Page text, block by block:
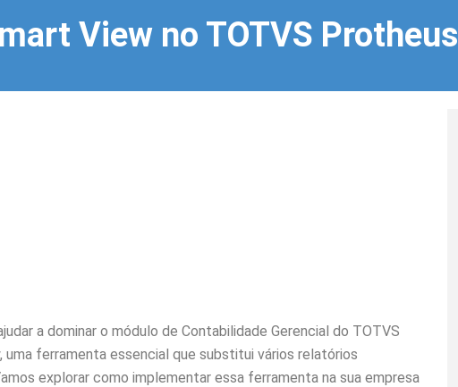
View no TOTVS Protheus
a dominar o módulo de Contabilidade Gerencial do TOTVS
ferramenta essencial que substitui vários relatórios
explorar como implementar essa ferramenta na sua empresa